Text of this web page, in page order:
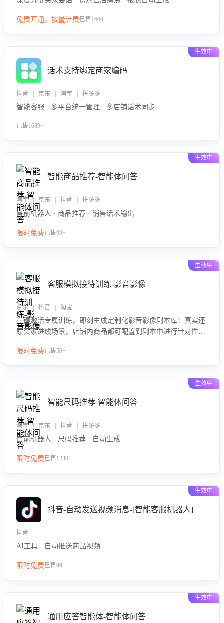
免费开通，按量计费已售1660+
生效中
话术支持绑定商家编码
抖音 | 京东 | 淘宝 | 拼多多
智能客服 · 多平台统一管理 · 多店铺话术同步
已售1689+
生效中
智能商品推荐-智能体问答
淘宝 | 京东 | 抖音 | 拼多多
售前机器人 · 商品推荐 · 销售话术输出
限时免费已售99+
生效中
客服模拟接待训练-影音影像
京东 | 抖音 | 淘宝
一键激活专属训练，即刻生成定制化影音影像剧本库！真实还
原买家进线场景，店铺内商品都可配置到剧本中进行针对性训
即开通”，快速获取影音影像类目剧本，一键开启客服培训。
限时免费已售50+
生效中
智能尺码推荐-智能体问答
淘宝 | 京东 | 抖音 | 拼多多
售前机器人 · 尺码推荐 · 自动生成
限时免费已售1230+
生效中
抖音-自动发送视频消息-[智能客服机器人]
抖音
AI工具 · 自动推送商品视频
限时免费已售99+
生效中
通用应答智能体-智能体问答